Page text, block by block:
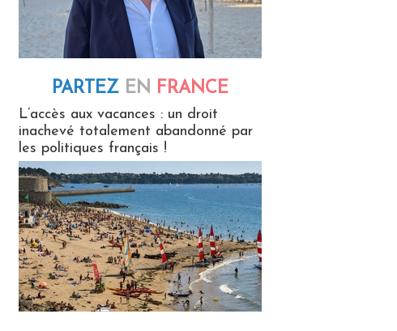
PARTEZ EN FRANCE
L’accès aux vacances : un droit
inachevé totalement abandonné par
les politiques français !